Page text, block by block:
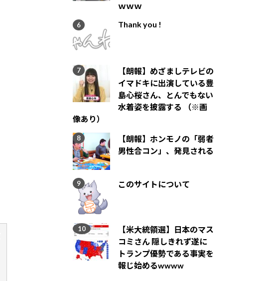
ｗｗｗ
Thank you !
【朗報】めざましテレビの
イマドキに出演している豊
島心桜さん、とんでもない
水着姿を披露する （※画
像あり）
【朗報】ホンモノの「弱者
男性合コン」、発見される
このサイトについて
【米大統領選】日本のマス
コミさん 隠しきれず遂に
トランプ優勢である事実を
報じ始めるwwww